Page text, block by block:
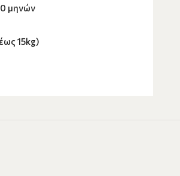
μηνών
15kg)